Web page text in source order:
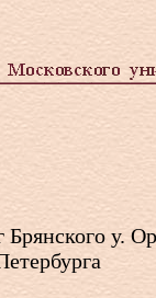
Брянского у.